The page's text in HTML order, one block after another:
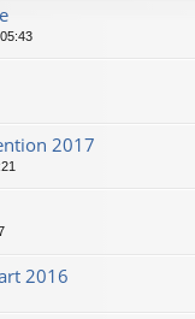
2017
2016